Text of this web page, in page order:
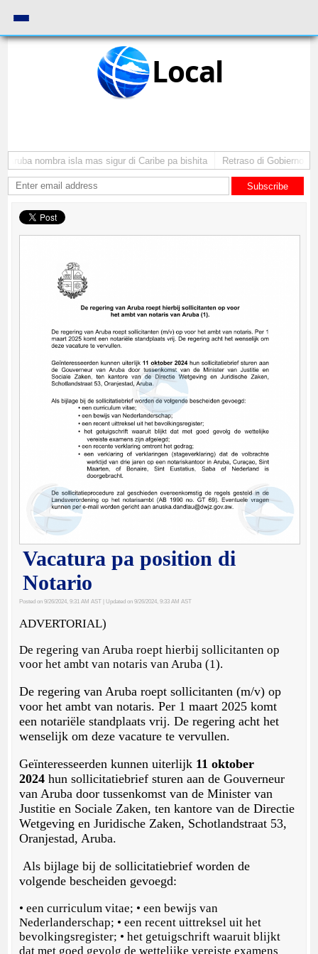
Local
nombra isla mas sigur di Caribe pa bishita Retraso di Gobierno ta
Subscribe
Vacatura pa position di
Notario
Posted on 9/26/2024, 9:31 AM AST | Updated on 9/26/2024, 9:33 AM AST
ADVERTORIAL)
De regering van Aruba roept hierbij sollicitanten op
voor het ambt van notaris van Aruba (1).
De regering van Aruba roept sollicitanten (m/v) op
voor het ambt van notaris. Per 1 maart 2025 komt
een notariële standplaats vrij. De regering acht het
wenselijk om deze vacature te vervullen.
Geïnteresseerden kunnen uiterlijk 11 oktober
2024 hun sollicitatiebrief sturen aan de Gouverneur
van Aruba door tussenkomst van de Minister van
Justitie en Sociale Zaken, ten kantore van de Directie
Wetgeving en Juridische Zaken, Schotlandstraat 53,
Oranjestad, Aruba.
Als bijlage bij de sollicitatiebrief worden de
volgende bescheiden gevoegd:
• een curriculum vitae; • een bewijs van
Nederlanderschap; • een recent uittreksel uit het
bevolkingsregister; • het getuigschrift waaruit blijkt
dat met goed gevolg de wettelijke vereiste examens